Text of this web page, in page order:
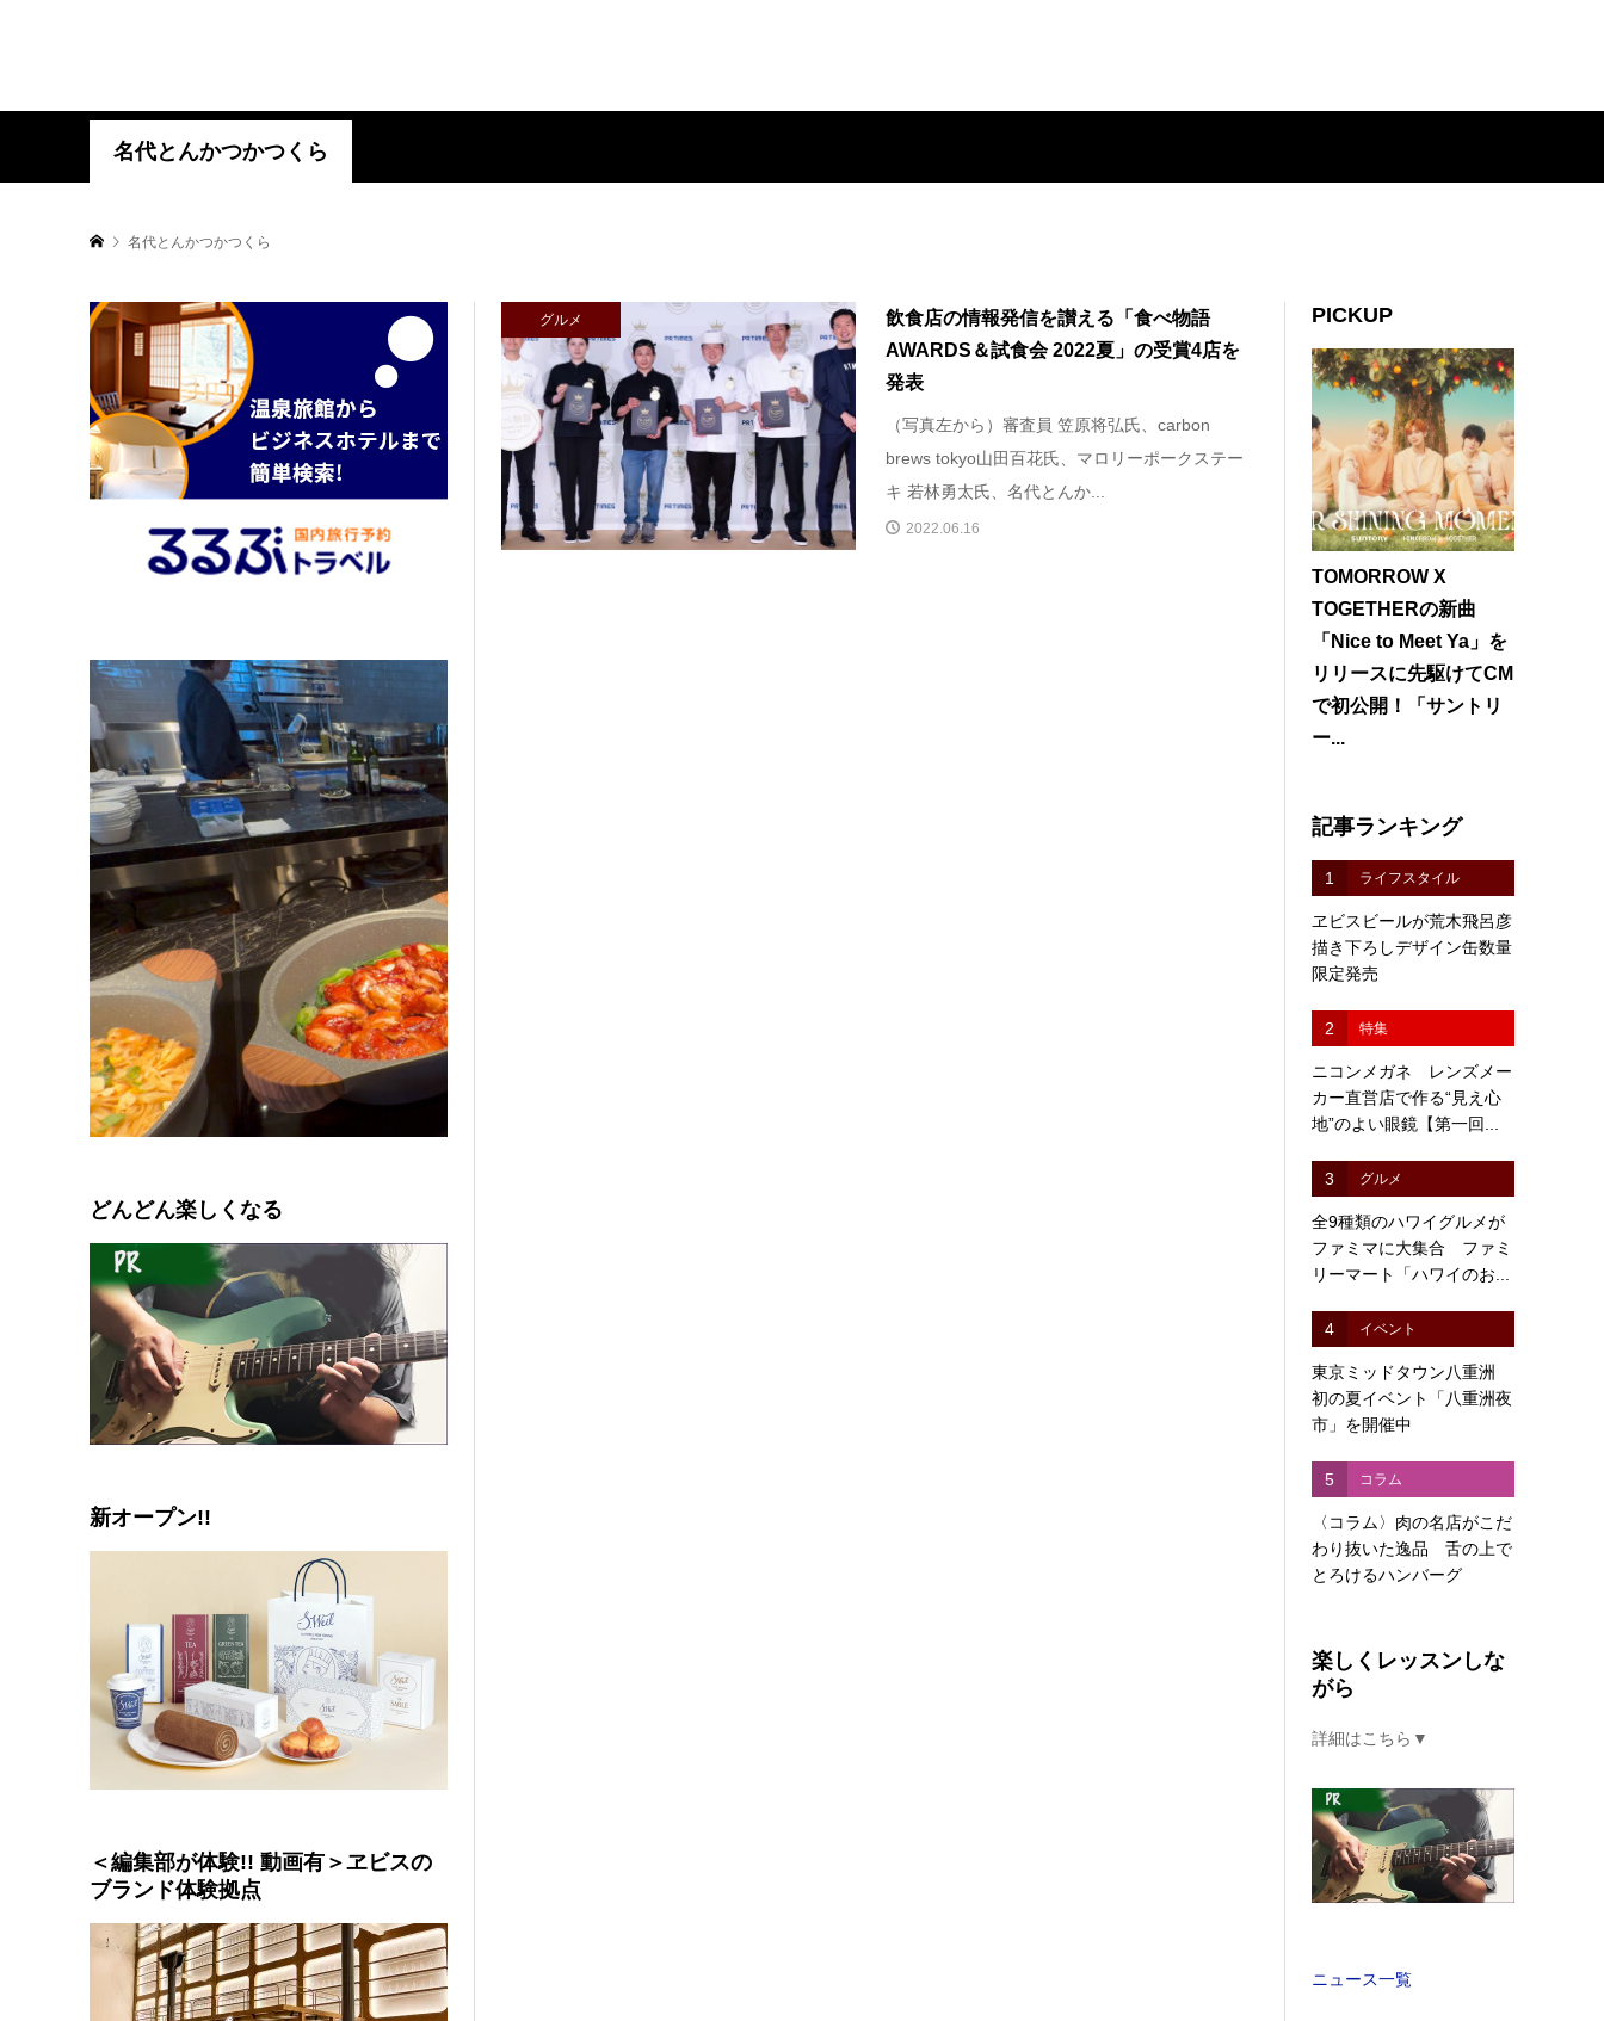
名代とんかつかつくら
名代とんかつかつくら
グルメ
飲食店の情報発信を讃える「食べ物語
AWARDS＆試食会 2022夏」の受賞4店を
発表
（写真左から）審査員 笠原将弘氏、carbon
brews tokyo山田百花氏、マロリーポークステー
キ 若林勇太氏、名代とんか...
2022.06.16
PICKUP
TOMORROW X
TOGETHERの新曲
「Nice to Meet Ya」を
リリースに先駆けてCM
で初公開！「サントリ
ー...
記事ランキング
1 ライフスタイル
ヱビスビールが荒木飛呂彦
描き下ろしデザイン缶数量
限定発売
2 特集
ニコンメガネ レンズメー
カー直営店で作る“見え心
地”のよい眼鏡【第一回...
3 グルメ
全9種類のハワイグルメが
ファミマに大集合 ファミ
リーマート「ハワイのお...
4 イベント
東京ミッドタウン八重洲
初の夏イベント「八重洲夜
市」を開催中
5 コラム
〈コラム〉肉の名店がこだ
わり抜いた逸品 舌の上で
とろけるハンバーグ
楽しくレッスンしな
がら
詳細はこちら▼
ニュース一覧
どんどん楽しくなる
新オープン!!
＜編集部が体験!! 動画有＞ヱビスの
ブランド体験拠点